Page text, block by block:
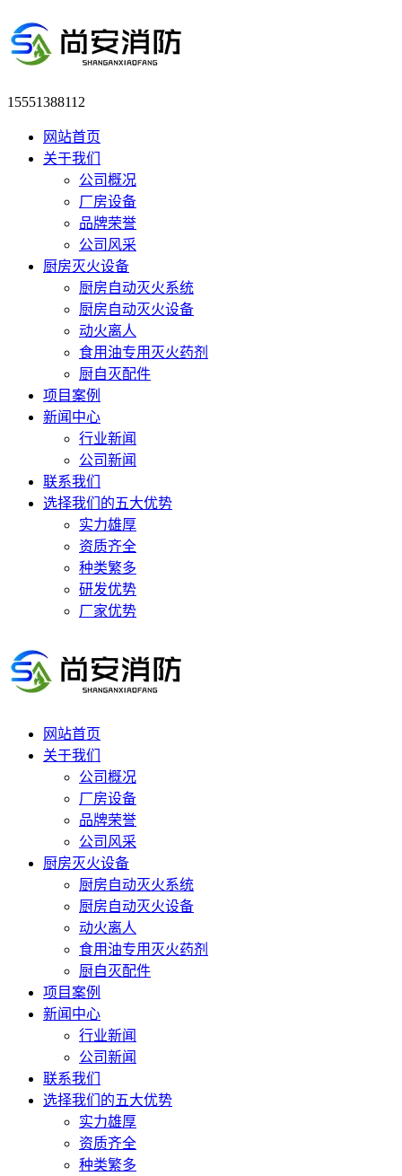
15551388112
网站首页
关于我们
公司概况
厂房设备
品牌荣誉
公司风采
厨房灭火设备
厨房自动灭火系统
厨房自动灭火设备
动火离人
食用油专用灭火药剂
厨自灭配件
项目案例
新闻中心
行业新闻
公司新闻
联系我们
选择我们的五大优势
实力雄厚
资质齐全
种类繁多
研发优势
厂家优势
网站首页
关于我们
公司概况
厂房设备
品牌荣誉
公司风采
厨房灭火设备
厨房自动灭火系统
厨房自动灭火设备
动火离人
食用油专用灭火药剂
厨自灭配件
项目案例
新闻中心
行业新闻
公司新闻
联系我们
选择我们的五大优势
实力雄厚
资质齐全
种类繁多